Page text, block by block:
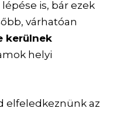
is, bár ezek
várhatóan
kerülnek
helyi
elfeledkeznünk az